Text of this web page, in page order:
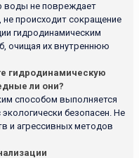
воды не повреждает
происходит сокращение
гидродинамическим
очищая их внутреннюю
гидродинамическую
ли они?
способом выполняется
безопасен. Не
и агрессивных методов